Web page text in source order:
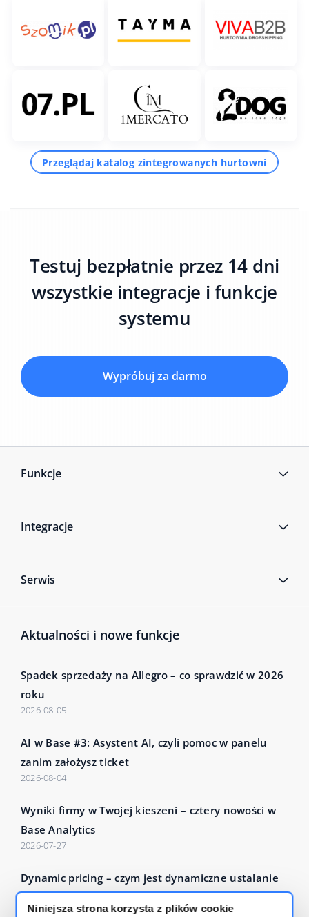
Niniejsza strona korzysta z plików cookie
Przeglądaj katalog zintegrowanych hurtowni
Testuj bezpłatnie przez 14 dni
wszystkie integracje i funkcje
systemu
Wypróbuj za darmo
Funkcje
Integracje
Serwis
Aktualności i nowe funkcje
Spadek sprzedaży na Allegro – co sprawdzić w 2026
roku
2026-08-05
AI w Base #3: Asystent AI, czyli pomoc w panelu
zanim założysz ticket
2026-08-04
Wyniki firmy w Twojej kieszeni – cztery nowości w
Base Analytics
2026-07-27
Dynamic pricing – czym jest dynamiczne ustalanie
cen i jak działa?
2026-07-24